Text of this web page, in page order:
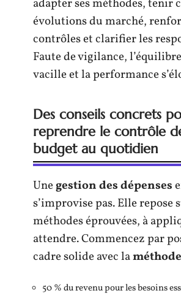
adapter ses méthodes, tenir
évolutions du marché,
contrôles et clarifier les
Faute de vigilance,
vacille et la performance
Des conseils concrets
reprendre le contrôle
budget au quotidien
Unegestion des dépenses
s’improvise pas. Elle repose
méthodes éprouvées, à
attendre. Commencez par
cadre solide avec la
50 % du revenu pour les besoins